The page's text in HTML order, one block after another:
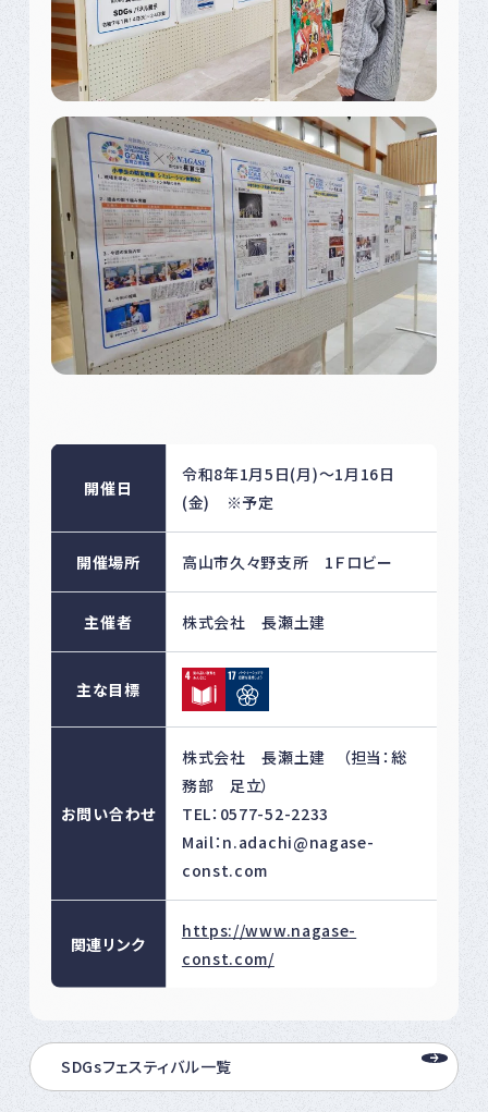
開催日
令和8年1月5日(月)～1月16日
(金) ※予定
開催場所 高山市久々野支所 1Ｆロビー
主催者 株式会社 長瀬土建
主な目標
お問い合わせ
株式会社 長瀬土建 （担当：総
務部 足立）
TEL：0577-52-2233
Mail：n.adachi@nagase-
const.com
関連リンク
https://www.nagase-
const.com/
SDGsフェスティバル一覧